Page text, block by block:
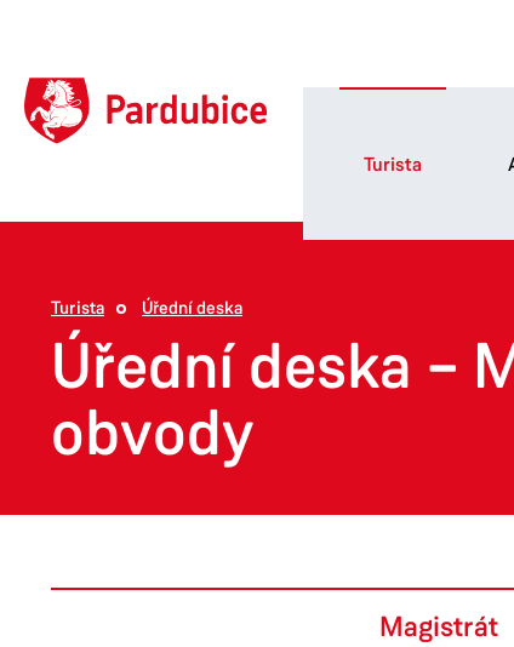
Turista
Turista Úřední deska
Úřední deska –
obvody
Magistrát